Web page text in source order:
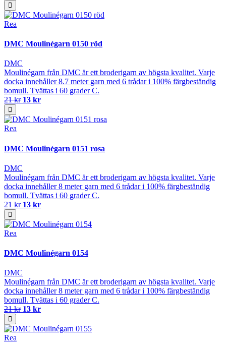
Rea
DMC Moulinégarn 0150 röd
DMC
Moulinégarn från DMC är ett broderigarn av högsta kvalitet. Varje
docka innehåller 8.7 meter garn med 6 trådar i 100% färgbeständig
bomull. Tvättas i 60 grader C.
21 kr 13 kr
Rea
DMC Moulinégarn 0151 rosa
DMC
Moulinégarn från DMC är ett broderigarn av högsta kvalitet. Varje
docka innehåller 8 meter garn med 6 trådar i 100% färgbeständig
bomull. Tvättas i 60 grader C.
21 kr 13 kr
Rea
DMC Moulinégarn 0154
DMC
Moulinégarn från DMC är ett broderigarn av högsta kvalitet. Varje
docka innehåller 8 meter garn med 6 trådar i 100% färgbeständig
bomull. Tvättas i 60 grader C.
21 kr 13 kr
Rea